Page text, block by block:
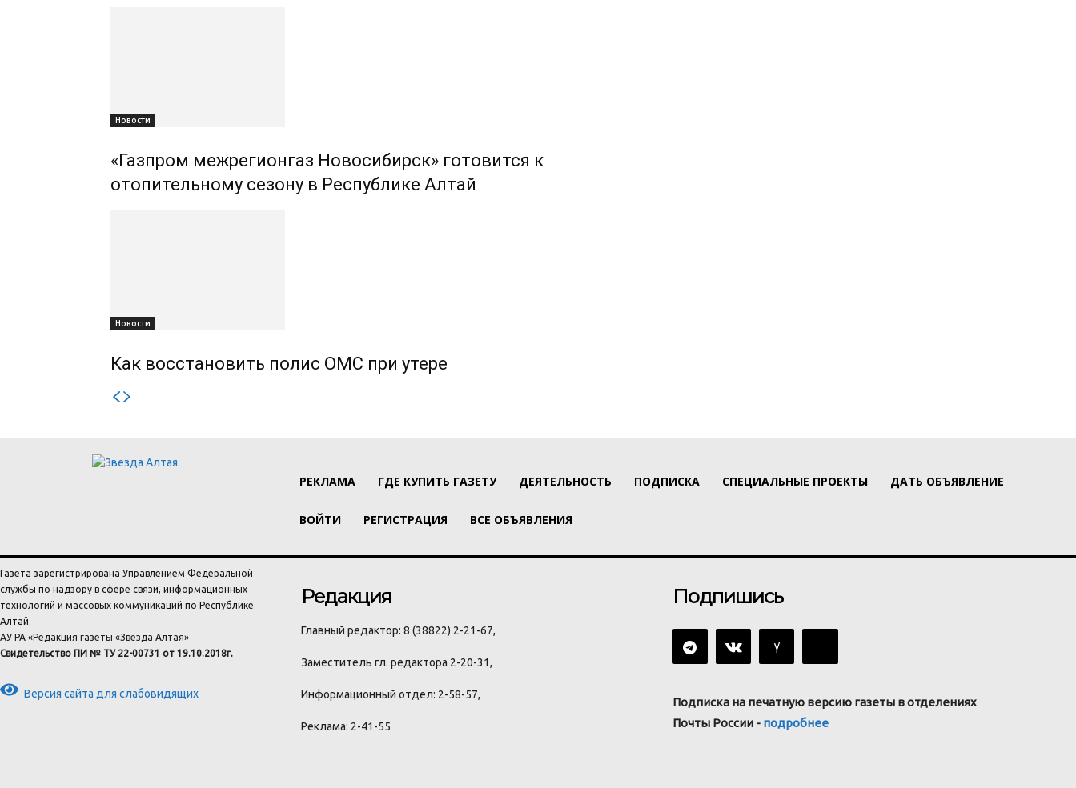
Новости
«Газпром межрегионгаз Новосибирск» готовится к
отопительному сезону в Республике Алтай
Новости
Как восстановить полис ОМС при утере
РЕКЛАМА ГДЕ КУПИТЬ ГАЗЕТУ ДЕЯТЕЛЬНОСТЬ ПОДПИСКА СПЕЦИАЛЬНЫЕ ПРОЕКТЫ ДАТЬ ОБЪЯВЛЕНИЕ
ВОЙТИ РЕГИСТРАЦИЯ ВСЕ ОБЪЯВЛЕНИЯ
Газета зарегистрирована Управлением Федеральной
службы по надзору в сфере связи, информационных
технологий и массовых коммуникаций по Республике
Алтай.
АУ РА «Редакция газеты «Звезда Алтая»
Свидетельство ПИ № ТУ 22-00731 от 19.10.2018г.
Версия сайта для слабовидящих
Редакция
Главный редактор: 8 (38822) 2-21-67,
Заместитель гл. редактора 2-20-31,
Информационный отдел: 2-58-57,
Реклама: 2-41-55
Подпишись
Подписка на печатную версию газеты в отделениях
Почты России - подробнее